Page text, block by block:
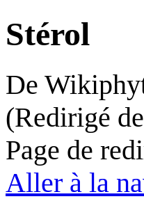
Stérol
De
(Redirigé
Page de
Aller à la